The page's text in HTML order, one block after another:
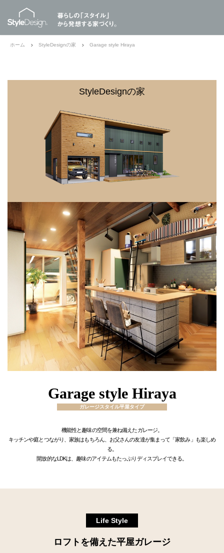
ホーム StyleDesignの家 Garage style Hiraya
StyleDesignの家
Garage style Hiraya
ガレージスタイル平屋タイプ
機能性と趣味の空間を兼ね備えたガレージ。
キッチンや庭とつながり、家族はもちろん、お父さんの友達が集まって「家飲み」も楽しめ
る。
開放的なLDKは、趣味のアイテムもたっぷりディスプレイできる。
Life Style
ロフトを備えた平屋ガレージ